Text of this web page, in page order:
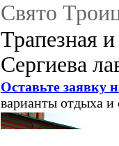
Свято
Трапезная
Сергиева
Оставьте заявку
варианты отдыха